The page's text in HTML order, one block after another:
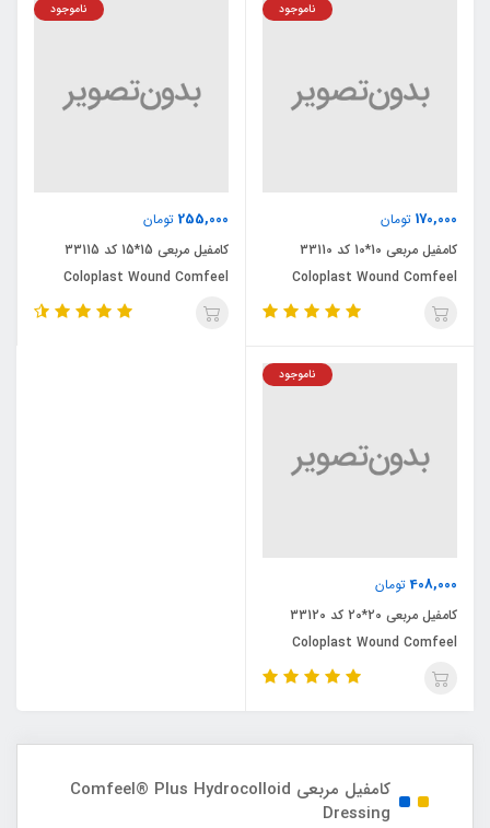
170,000 تومان
ناموجود
کامفیل مربعی 10*10 کد 33110
Coloplast Wound Comfeel
255,000 تومان
ناموجود
کامفیل مربعی 15*15 کد 33115
Coloplast Wound Comfeel
408,000تومان
ناموجود
کامفیل مربعی 20*20 کد 33120
Coloplast Wound Comfeel
کامفیل مربعی Comfeel® Plus Hydrocolloid
Dressing